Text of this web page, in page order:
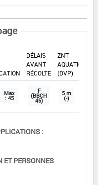
DÉLAIS
AVANT
RÉCOLTE
ZNT
AQUATIQUE
(DVP)
Max
: 45
F
(BBCH
45)
5 m
(-)
:
ET PERSONNES